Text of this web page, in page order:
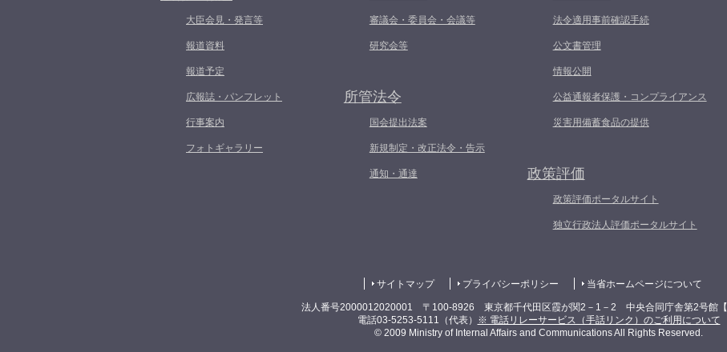
大臣会見・発言等
報道資料
報道予定
広報誌・パンフレット
行事案内
フォトギャラリー
審議会・委員会・会議等
研究会等
所管法令
国会提出法案
新規制定・改正法令・告示
通知・通達
法令適用事前確認手続
公文書管理
情報公開
公益通報者保護・コンプライアンス
災害用備蓄食品の提供
政策評価
政策評価ポータルサイト
独立行政法人評価ポータルサイト
サイトマップ プライバシーポリシー 当省ホームページについて
法人番号2000012020001 〒100-8926 東京都千代田区霞が関2－1－2 中央合同庁舎第2号館【
電話03-5253-5111（代表）
※ 電話リレーサービス（手話リンク）のご利用について
© 2009 Ministry of Internal Affairs and Communications All Rights Reserved.